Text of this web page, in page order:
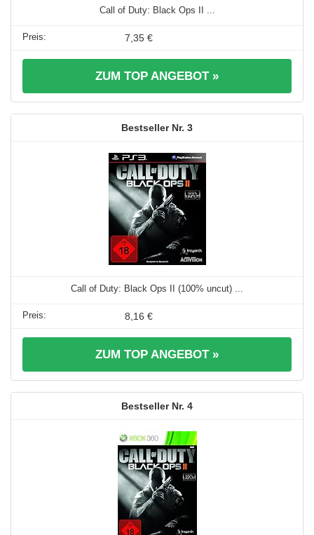
Call of Duty: Black Ops II ...
7,35 €
ZUM TOP ANGEBOT »
3
Call of Duty: Black Ops II (100% uncut) ...
8,16 €
ZUM TOP ANGEBOT »
4